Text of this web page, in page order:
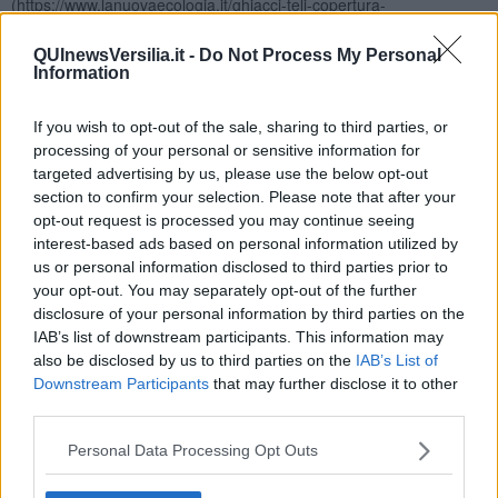
QUInewsVersilia.it - Do Not Process My Personal
Information
If you wish to opt-out of the sale, sharing to third parties, or
processing of your personal or sensitive information for
targeted advertising by us, please use the below opt-out
section to confirm your selection. Please note that after your
opt-out request is processed you may continue seeing
interest-based ads based on personal information utilized by
us or personal information disclosed to third parties prior to
your opt-out. You may separately opt-out of the further
disclosure of your personal information by third parties on the
IAB’s list of downstream participants. This information may
also be disclosed by us to third parties on the IAB’s List of
Downstream Participants that may further disclose it to other
Personal Data Processing Opt Outs
come una soluzione agli effetti avversi del cambiamento climatico
non è soltanto sbagliato […] ma rischia di creare confusione e
della crisi climatica − tra i quali c’è anche il ritiro dei ghiacciai −
l’unica strategia da attuare è alleggerire il peso delle attività
antropiche sul pianeta, cambiando radicalmente modelli produttivi e
di sfruttamento delle risorse, consumi e stili di vita».
Un cambiamento radicale dei modelli produttivi e di sfruttamento
delle risorse, consumi e stili di vita? Già… nei giorni del lockdown
se ne parlava… mentre la Pianura Padana tornava a respirare
sembrava persino possibile. Ed ora che ho finito di scrivere, invece,
non piove più.
Gianni Micheli